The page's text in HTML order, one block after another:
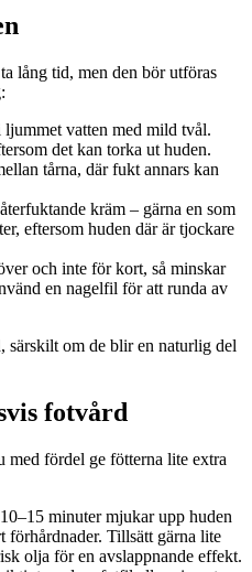
lång tid, men den bör utföras
ljummet vatten med mild tvål.
det kan torka ut huden.
tårna, där fukt annars kan
kräm – gärna en som
eftersom huden där är tjockare
och inte för kort, så minskar
en nagelfil för att runda av
särskilt om de blir en naturlig del
fotvård
fördel ge fötterna lite extra
minuter mjukar upp huden
förhårdnader. Tillsätt gärna lite
olja för en avslappnande effekt.